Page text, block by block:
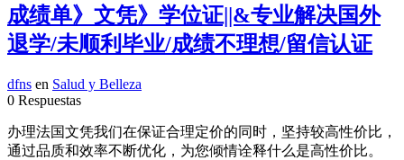
成绩单》文凭》学位证||&专业解决国外
退学/未顺利毕业/成绩不理想/留信认证
dfns en Salud y Belleza
0 Respuestas
办理法国文凭我们在保证合理定价的同时，坚持较高性价比，
通过品质和效率不断优化，为您倾情诠释什么是高性价比。